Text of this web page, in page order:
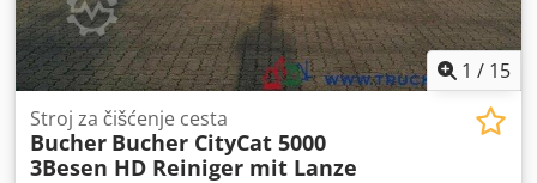
1 / 15
Stroj za čišćenje cesta
Bucher Bucher CityCat 5000
3Besen HD Reiniger mit Lanze